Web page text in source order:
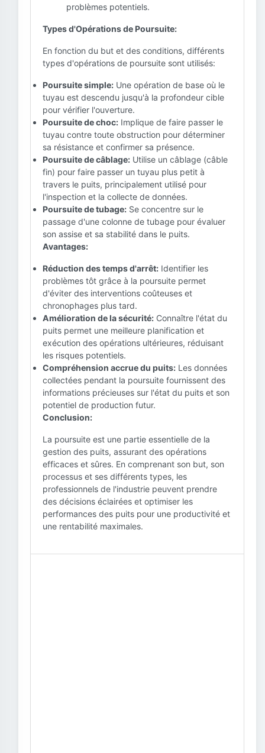
problèmes potentiels.
Types d'Opérations de Poursuite:
En fonction du but et des conditions, différents
types d'opérations de poursuite sont utilisés:
Poursuite simple: Une opération de base où le
tuyau est descendu jusqu'à la profondeur cible
pour vérifier l'ouverture.
Poursuite de choc: Implique de faire passer le
tuyau contre toute obstruction pour déterminer
sa résistance et confirmer sa présence.
Poursuite de câblage: Utilise un câblage (câble
fin) pour faire passer un tuyau plus petit à
travers le puits, principalement utilisé pour
l'inspection et la collecte de données.
Poursuite de tubage: Se concentre sur le
passage d'une colonne de tubage pour évaluer
son assise et sa stabilité dans le puits.
Avantages:
Réduction des temps d'arrêt: Identifier les
problèmes tôt grâce à la poursuite permet
d'éviter des interventions coûteuses et
chronophages plus tard.
Amélioration de la sécurité: Connaître l'état du
puits permet une meilleure planification et
exécution des opérations ultérieures, réduisant
les risques potentiels.
Compréhension accrue du puits: Les données
collectées pendant la poursuite fournissent des
informations précieuses sur l'état du puits et son
potentiel de production futur.
Conclusion:
La poursuite est une partie essentielle de la
gestion des puits, assurant des opérations
efficaces et sûres. En comprenant son but, son
processus et ses différents types, les
professionnels de l'industrie peuvent prendre
des décisions éclairées et optimiser les
performances des puits pour une productivité et
une rentabilité maximales.